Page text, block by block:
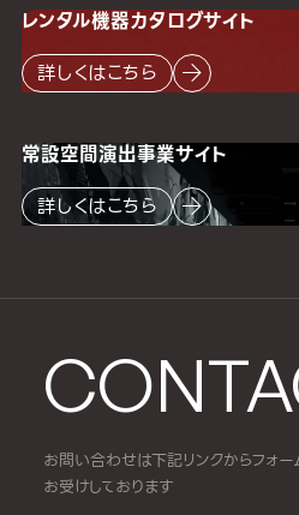
お問い合わせは下記リンクからフォー
お受けしております
レンタル機器カタログサイト
詳しくはこちら
常設空間演出事業サイト
詳しくはこちら